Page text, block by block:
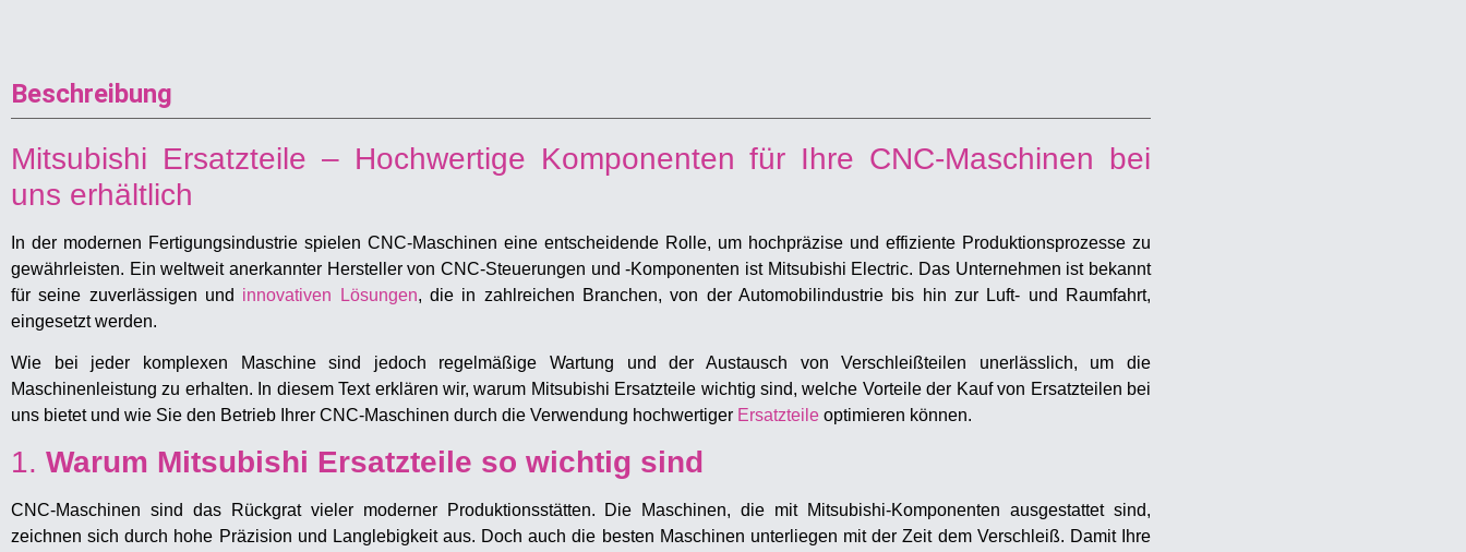
Beschreibung
Mitsubishi Ersatzteile – Hochwertige Komponenten für Ihre CNC-Maschinen bei
uns erhältlich
In der modernen Fertigungsindustrie spielen CNC-Maschinen eine entscheidende Rolle, um hochpräzise und effiziente Produktionsprozesse zu
gewährleisten. Ein weltweit anerkannter Hersteller von CNC-Steuerungen und -Komponenten ist Mitsubishi Electric. Das Unternehmen ist bekannt
für seine zuverlässigen und innovativen Lösungen, die in zahlreichen Branchen, von der Automobilindustrie bis hin zur Luft- und Raumfahrt,
eingesetzt werden.
Wie bei jeder komplexen Maschine sind jedoch regelmäßige Wartung und der Austausch von Verschleißteilen unerlässlich, um die
Maschinenleistung zu erhalten. In diesem Text erklären wir, warum Mitsubishi Ersatzteile wichtig sind, welche Vorteile der Kauf von Ersatzteilen bei
uns bietet und wie Sie den Betrieb Ihrer CNC-Maschinen durch die Verwendung hochwertiger Ersatzteile optimieren können.
1. Warum Mitsubishi Ersatzteile so wichtig sind
CNC-Maschinen sind das Rückgrat vieler moderner Produktionsstätten. Die Maschinen, die mit Mitsubishi-Komponenten ausgestattet sind,
zeichnen sich durch hohe Präzision und Langlebigkeit aus. Doch auch die besten Maschinen unterliegen mit der Zeit dem Verschleiß. Damit Ihre